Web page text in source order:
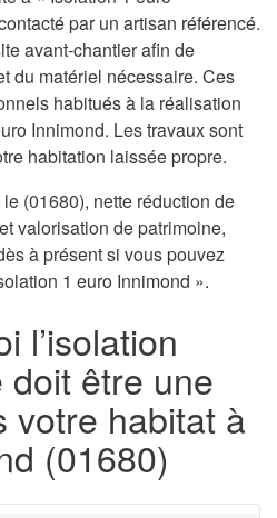
par un artisan référencé.
avant-chantier afin de
du matériel nécessaire. Ces
habitués à la réalisation
Innimond. Les travaux sont
habitation laissée propre.
(01680), nette réduction de
valorisation de patrimoine,
à présent si vous pouvez
1 euro Innimond ».
l’isolation
être une
votre habitat à
(01680)